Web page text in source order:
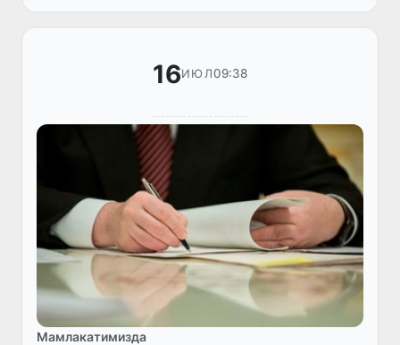
кўриб чиқилди.
16ИЮЛ09:38
Мамлакатимизда